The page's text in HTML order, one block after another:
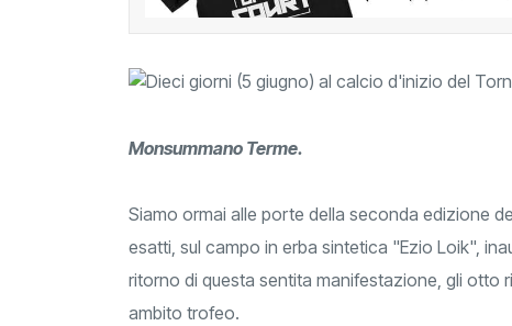
Monsummano Terme.
Siamo ormai alle porte della seconda edizione
esatti, sul campo in erba sintetica "Ezio Loik",
ritorno di questa sentita manifestazione, gli otto
ambito trofeo.